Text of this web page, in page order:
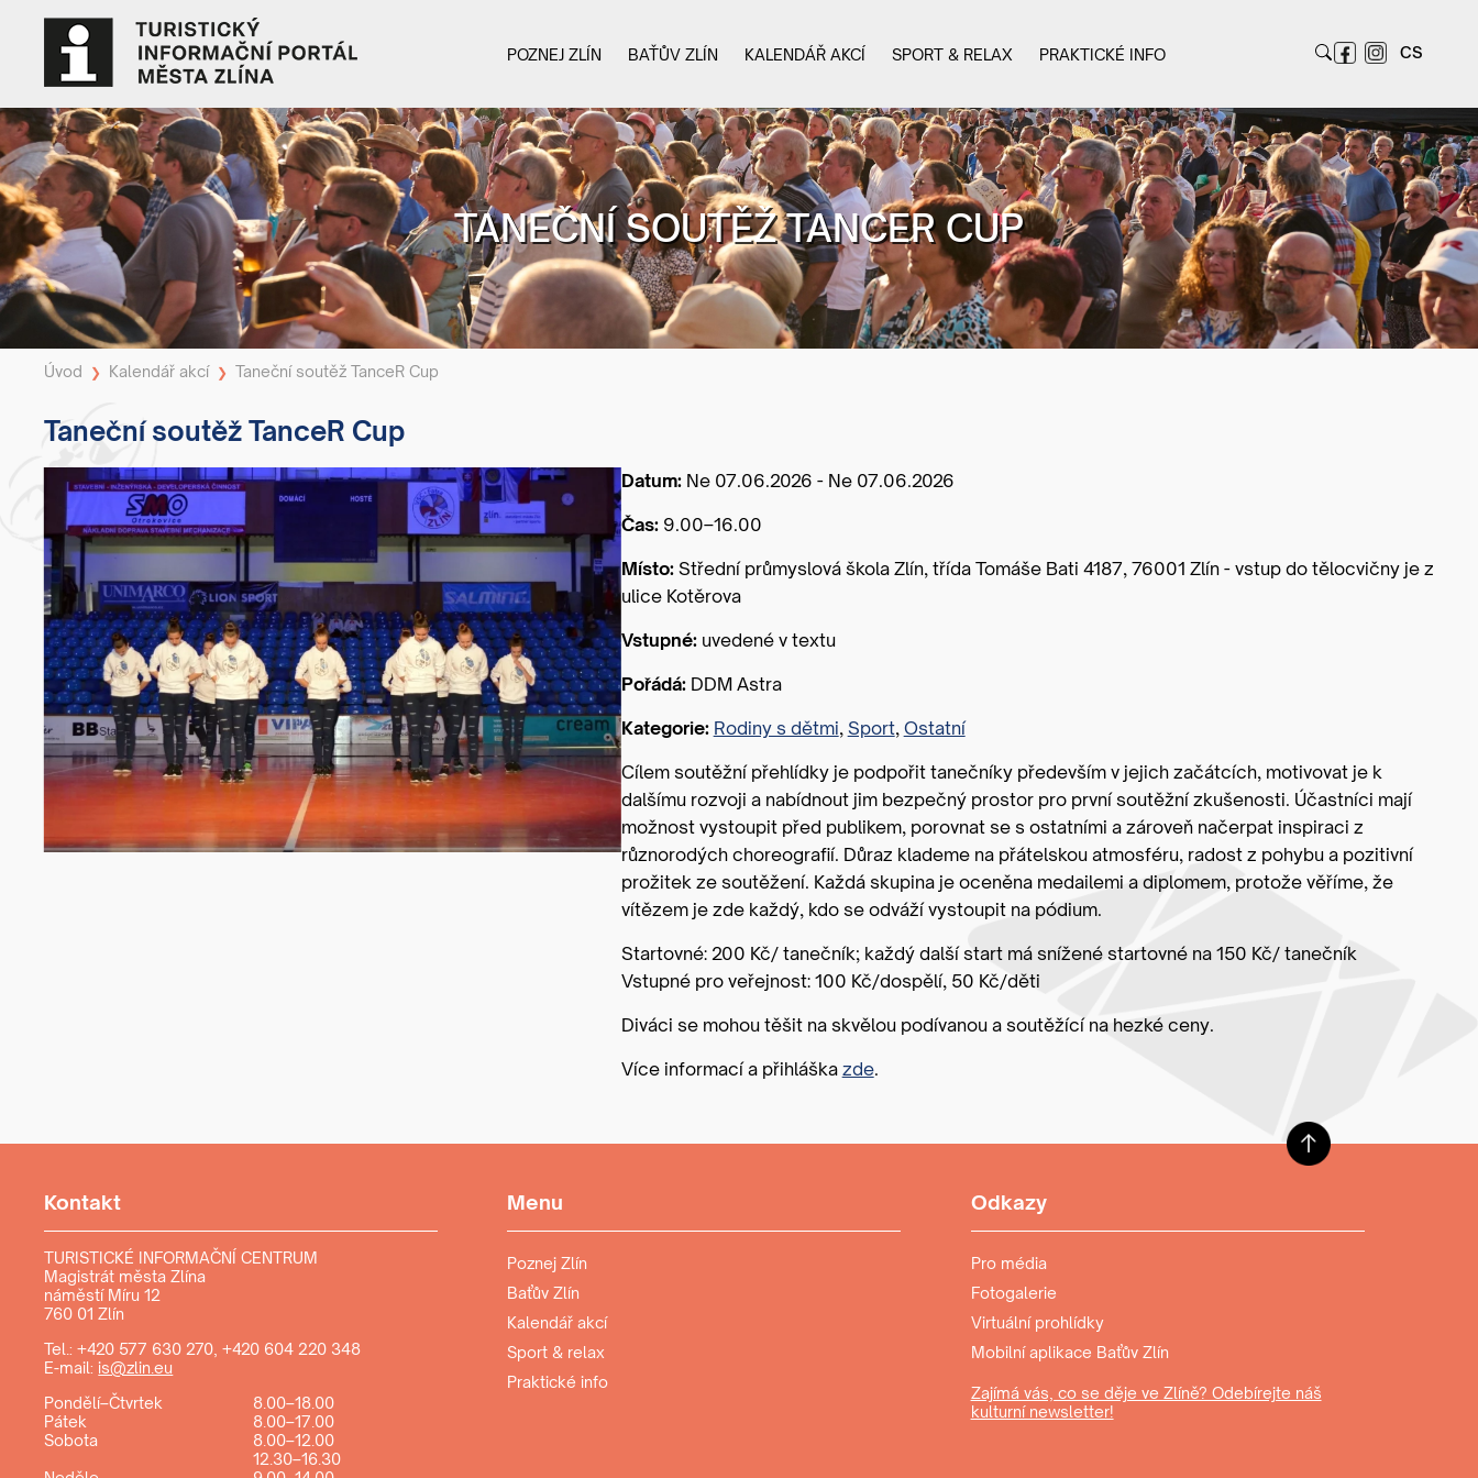
POZNEJ ZLÍN BAŤŮV ZLÍN KALENDÁŘ AKCÍ SPORT & RELAX PRAKTICKÉ INFO CS
TANEČNÍ SOUTĚŽ TANCER CUP
Úvod ❯ Kalendář akcí ❯ Taneční soutěž TanceR Cup
Taneční soutěž TanceR Cup
Datum:Ne 07.06.2026 - Ne 07.06.2026
Čas:9.00–16.00
Místo: Střední průmyslová škola Zlín, třída Tomáše Bati 4187, 76001 Zlín - vstup do tělocvičny je z
ulice Kotěrova
Vstupné:uvedené v textu
Pořádá:DDM Astra
Kategorie: Rodiny s dětmi, Sport, Ostatní
Cílem soutěžní přehlídky je podpořit tanečníky především v jejich začátcích, motivovat je k
dalšímu rozvoji a nabídnout jim bezpečný prostor pro první soutěžní zkušenosti. Účastníci mají
možnost vystoupit před publikem, porovnat se s ostatními a zároveň načerpat inspiraci z
různorodých choreografií. Důraz klademe na přátelskou atmosféru, radost z pohybu a pozitivní
prožitek ze soutěžení. Každá skupina je oceněna medailemi a diplomem, protože věříme, že
vítězem je zde každý, kdo se odváží vystoupit na pódium.
Startovné: 200 Kč/ tanečník; každý další start má snížené startovné na 150 Kč/ tanečník
Vstupné pro veřejnost: 100 Kč/dospělí, 50 Kč/děti
Diváci se mohou těšit na skvělou podívanou a soutěžící na hezké ceny.
Více informací a přihláška zde.
Kontakt
TURISTICKÉ INFORMAČNÍ CENTRUM
Magistrát města Zlína
náměstí Míru 12
760 01 Zlín
Tel.:+420 577 630 270 ,+420 604 220 348
E-mail:is@zlin.eu
Pondělí–Čtvrtek
8.00–18.00
Pátek
8.00–17.00
Sobota
8.00–12.00
12.30–16.30
Menu
Poznej Zlín
Baťův Zlín
Kalendář akcí
Sport & relax
Praktické info
Odkazy
Pro média
Fotogalerie
Virtuální prohlídky
Mobilní aplikace Baťův Zlín
Zajímá vás, co se děje ve Zlíně? Odebírejte náš
kulturní newsletter!